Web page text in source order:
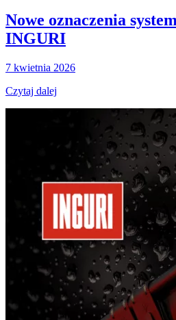
Nowe oznaczenia
INGURI
7 kwietnia 2026
Czytaj dalej